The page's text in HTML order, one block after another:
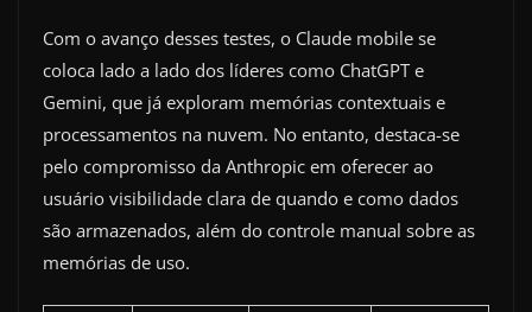
Com o avanço desses testes, o Claude mobile se
coloca lado a lado dos líderes como ChatGPT e
Gemini, que já exploram memórias contextuais e
processamentos na nuvem. No entanto, destaca-se
pelo compromisso da Anthropic em oferecer ao
usuário visibilidade clara de quando e como dados
são armazenados, além do controle manual sobre as
memórias de uso.